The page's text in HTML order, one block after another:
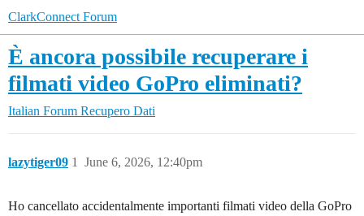
ClarkConnect Forum
È ancora possibile recuperare i
filmati video GoPro eliminati?
Italian Forum Recupero Dati
lazytiger09 June 6, 2026, 12:40pm
1
Ho cancellato accidentalmente importanti filmati video della GoPro